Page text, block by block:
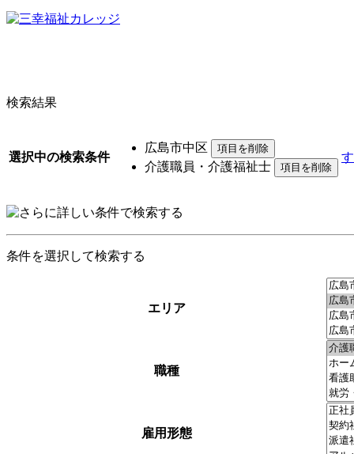
検索結果
選択中の検索条件
広島市中区
介護職員・介護福祉士
条件を選択して検索する
エリア
職種
雇用形態